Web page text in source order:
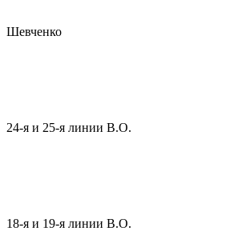
Шевченко
24-я и 25-я линии В.О.
18-я и 19-я линии В.О.